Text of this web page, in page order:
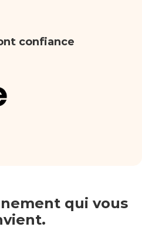
confiance
qui vous